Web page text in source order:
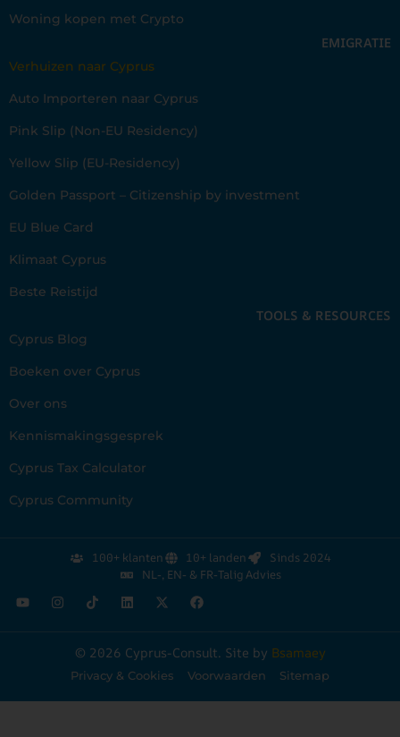
Woning kopen met Crypto
EMIGRATIE
Verhuizen naar Cyprus
Auto Importeren naar Cyprus
Pink Slip (Non-EU Residency)
Yellow Slip (EU-Residency)
Golden Passport – Citizenship by investment
EU Blue Card
Klimaat Cyprus
Beste Reistijd
TOOLS & RESOURCES
Cyprus Blog
Boeken over Cyprus
Over ons
Kennismakingsgesprek
Cyprus Tax Calculator
Cyprus Community
100+ klanten 10+ landen
Sinds 2024
NL-, EN- & FR-Talig Advies
© 2026 Cyprus-Consult. Site by Bsamaey
Privacy & Cookies Voorwaarden Sitemap